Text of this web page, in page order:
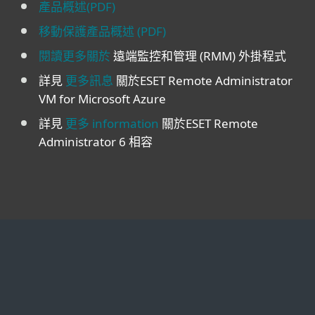
產品概述(PDF)
移動保護產品概述 (PDF)
閱讀更多關於遠端監控和管理 (RMM) 外掛程式
詳見 更多訊息 關於ESET Remote Administrator
VM for Microsoft Azure
詳見 更多 information 關於ESET Remote
Administrator 6 相容